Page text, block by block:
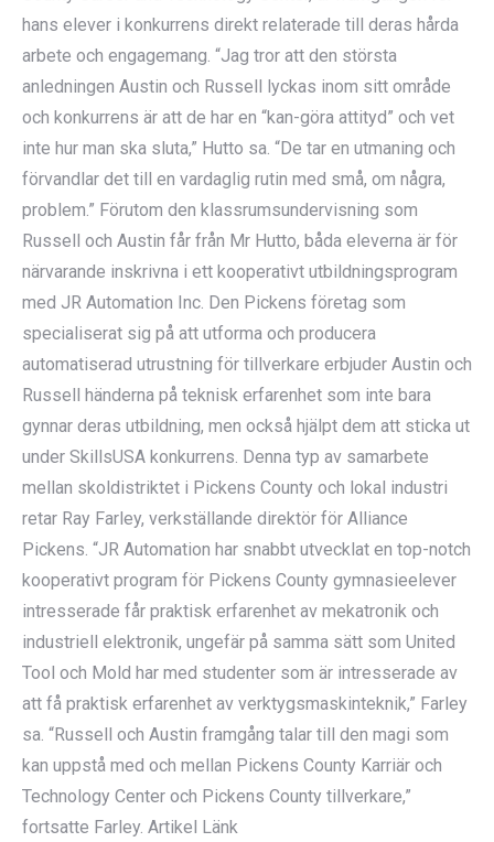
hans elever i konkurrens direkt relaterade till deras hårda
arbete och engagemang. “Jag tror att den största
anledningen Austin och Russell lyckas inom sitt område
och konkurrens är att de har en “kan-göra attityd” och vet
inte hur man ska sluta,” Hutto sa. “De tar en utmaning och
förvandlar det till en vardaglig rutin med små, om några,
problem.” Förutom den klassrumsundervisning som
Russell och Austin får från Mr Hutto, båda eleverna är för
närvarande inskrivna i ett kooperativt utbildningsprogram
med JR Automation Inc. Den Pickens företag som
specialiserat sig på att utforma och producera
automatiserad utrustning för tillverkare erbjuder Austin och
Russell händerna på teknisk erfarenhet som inte bara
gynnar deras utbildning, men också hjälpt dem att sticka ut
under SkillsUSA konkurrens. Denna typ av samarbete
mellan skoldistriktet i Pickens County och lokal industri
retar Ray Farley, verkställande direktör för Alliance
Pickens. “JR Automation har snabbt utvecklat en top-notch
kooperativt program för Pickens County gymnasieelever
intresserade får praktisk erfarenhet av mekatronik och
industriell elektronik, ungefär på samma sätt som United
Tool och Mold har med studenter som är intresserade av
att få praktisk erfarenhet av verktygsmaskinteknik,” Farley
sa. “Russell och Austin framgång talar till den magi som
kan uppstå med och mellan Pickens County Karriär och
Technology Center och Pickens County tillverkare,”
fortsatte Farley. Artikel Länk